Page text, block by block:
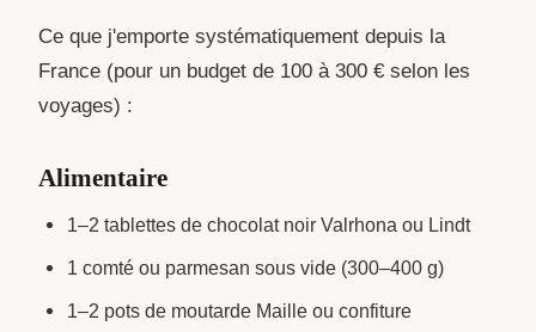
Ce que j'emporte systématiquement depuis la
France (pour un budget de 100 à 300 € selon les
voyages) :
Alimentaire
1–2 tablettes de chocolat noir Valrhona ou Lindt
1 comté ou parmesan sous vide (300–400 g)
1–2 pots de moutarde Maille ou confiture